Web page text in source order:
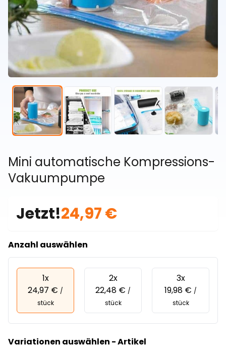
Mini automatische Kompressions-
Vakuumpumpe
Jetzt!24,97 €
Anzahl auswählen
1x
24,97 € /
stück
2x
22,48 € /
stück
3x
19,98 € /
stück
Variationen auswählen - Artikel